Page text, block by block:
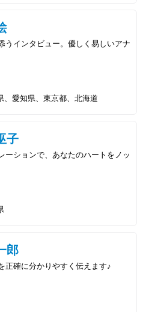
うインタビュー。優しく易しいアナ
、愛知県、東京都、北海道
子
ーションで、あなたのハートをノッ
郎
正確に分かりやすく伝えます♪